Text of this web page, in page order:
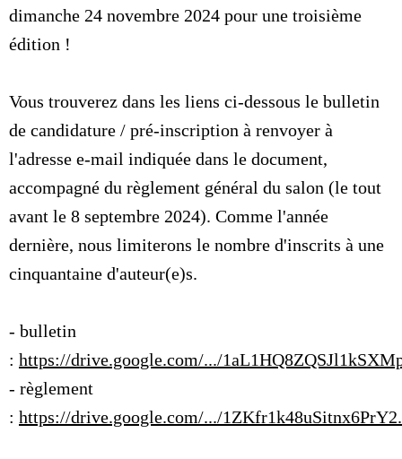
dimanche 24 novembre 2024 pour une troisième
édition !
Vous trouverez dans les liens ci-dessous le bulletin
de candidature / pré-inscription à renvoyer à
l'adresse e-mail indiquée dans le document,
accompagné du règlement général du salon (le tout
avant le 8 septembre 2024). Comme l'année
dernière, nous limiterons le nombre d'inscrits à une
cinquantaine d'auteur(e)s.
- bulletin
: https://drive.google.com/.../
- règlement
: https://drive.google.com/.../